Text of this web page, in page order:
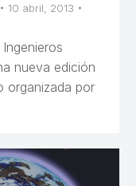
10 abril, 2013
nueva edición
organizada por